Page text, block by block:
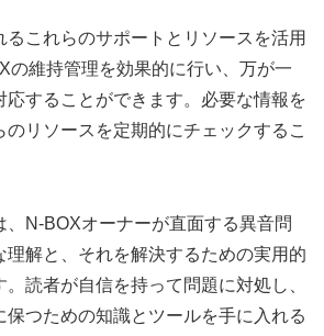
るこれらのサポートとリソースを活用
の維持管理を効果的に行い、万が一
応することができます。必要な情報を
リソースを定期的にチェックするこ
、N-BOXオーナーが直面する異音問
理解と、それを解決するための実用的
読者が自信を持って問題に対処し、
保つための知識とツールを手に入れる